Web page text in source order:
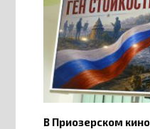
В Приозерском